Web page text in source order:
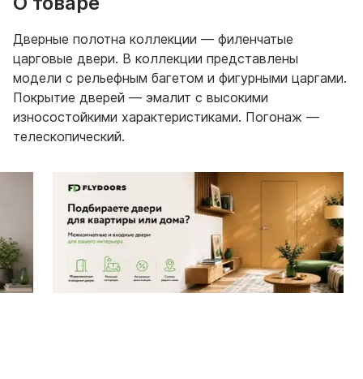
Дверные полотна коллекции — филенчатые
царговые двери. В коллекции представлены
модели с рельефным багетом и фигурными царгами.
Покрытие дверей — эмалит с высокими
износостойкими характеристиками. Погонаж —
телескопический.